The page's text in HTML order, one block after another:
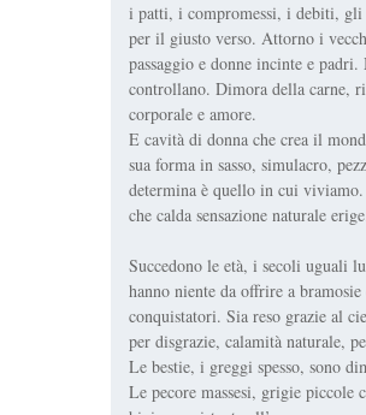
i patti, i compromessi, i debiti, gli
per il giusto verso. Attorno i
passaggio e donne incinte e
controllano. Dimora della carne,
corporale e amore.
E cavità di donna che crea il
sua forma in sasso, simulacro,
determina è quello in cui
che calda sensazione naturale
Succedono le età, i secoli uguali
hanno niente da offrire a
conquistatori. Sia reso grazie al
per disgrazie, calamità naturale,
Le bestie, i greggi spesso, sono
Le pecore massesi, grigie piccole